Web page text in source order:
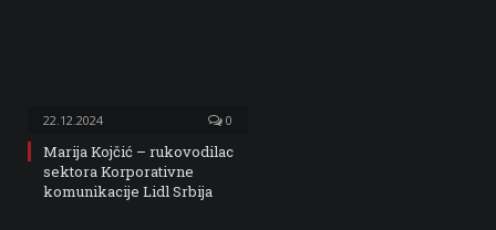
22.12.2024 0
Marija Kojčić – rukovodilac
sektora Korporativne
komunikacije Lidl Srbija